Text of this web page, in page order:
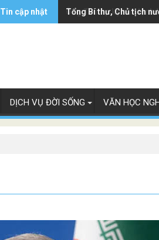
Tin cập nhật Ông Trump ký sắc lệnh
Tổng Bí thư, Chủ tịch
DỊCH VỤ ĐỜI SỐNG VĂN HỌC